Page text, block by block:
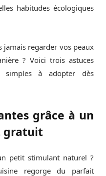
habitudes écologiques
jamais regarder vos peaux
? Voici trois astuces
simples à adopter dès
grâce à un
gratuit
petit stimulant naturel ?
regorge du parfait